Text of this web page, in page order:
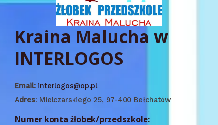
Kraina Malucha w
INTERLOGOS
Email: interlogos@op.pl
Adres: Mielczarskiego 25, 97-400 Bełchatów
Numer konta żłobek/przedszkole: